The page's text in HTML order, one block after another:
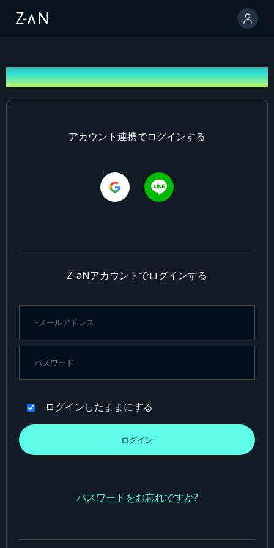
ログイン
アカウント連携でログインする
Z-aNアカウントでログインする
ログインしたままにする
パスワードをお忘れですか?